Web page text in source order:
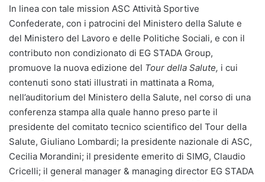
In linea con tale mission ASC Attività Sportive
Confederate, con i patrocini del Ministero della Salute e
del Ministero del Lavoro e delle Politiche Sociali, e con il
contributo non condizionato di EG STADA Group,
promuove la nuova edizione del Tour della Salute, i cui
contenuti sono stati illustrati in mattinata a Roma,
nell’auditorium del Ministero della Salute, nel corso di una
conferenza stampa alla quale hanno preso parte il
presidente del comitato tecnico scientifico del Tour della
Salute, Giuliano Lombardi; la presidente nazionale di ASC,
Cecilia Morandini; il presidente emerito di SIMG, Claudio
Cricelli; il general manager & managing director EG STADA